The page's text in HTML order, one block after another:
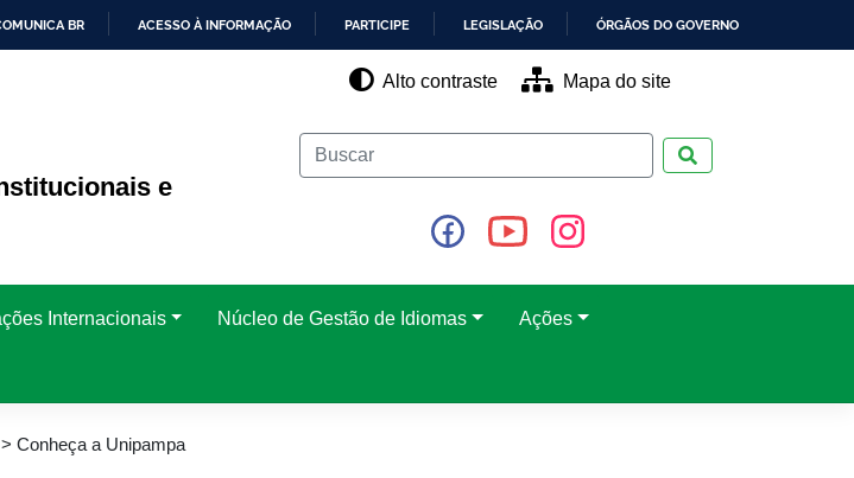
BR ACESSO À INFORMAÇÃO PARTICIPE LEGISLAÇÃO ÓRGÃOS DO GOVERNO
e
Alto contraste Mapa do site
Internacionais Núcleo de Gestão de Idiomas Ações
> Conheça a Unipampa